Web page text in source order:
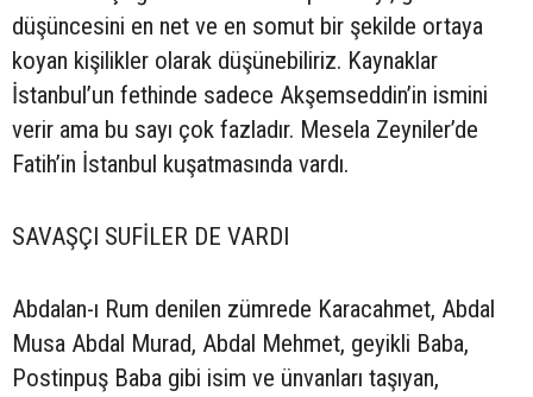
düşüncesini en net ve en somut bir şekilde ortaya
koyan kişilikler olarak düşünebiliriz. Kaynaklar
İstanbul’un fethinde sadece Akşemseddin’in ismini
verir ama bu sayı çok fazladır. Mesela Zeyniler’de
Fatih’in İstanbul kuşatmasında vardı.
SAVAŞÇI SUFİLER DE VARDI
Abdalan-ı Rum denilen zümrede Karacahmet, Abdal
Musa Abdal Murad, Abdal Mehmet, geyikli Baba,
Postinpuş Baba gibi isim ve ünvanları taşıyan,